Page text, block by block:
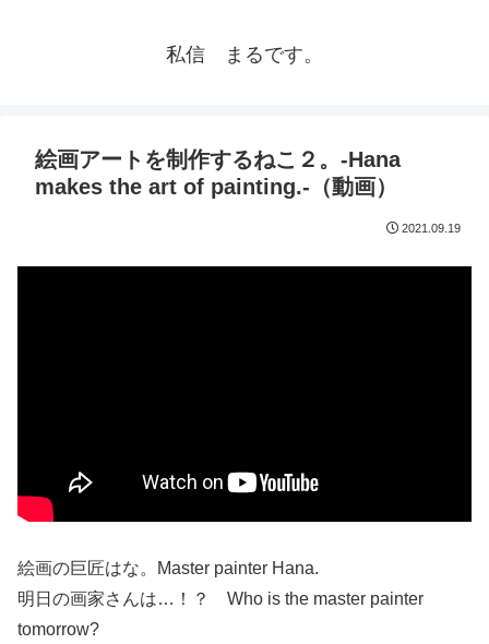
私信 まるです。
絵画アートを制作するねこ２。-Hana
makes the art of painting.-（動画）
2021.09.19
絵画の巨匠はな。Master painter Hana.
明日の画家さんは…！？ Who is the master painter
tomorrow?